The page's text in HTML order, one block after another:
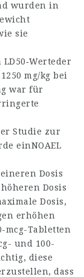
wurden in
sie
mg/kg bei
war für
Studie zur
einNOAEL
Dosis
Dosis
Dosis,
erhöhen
mcg-Tabletten
und 100-
diese
dass